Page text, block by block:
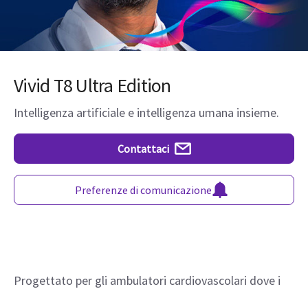
Vivid T8 Ultra Edition
Intelligenza artificiale e intelligenza umana insieme.
Contattaci
Preferenze di comunicazione
Progettato per gli ambulatori cardiovascolari dove i